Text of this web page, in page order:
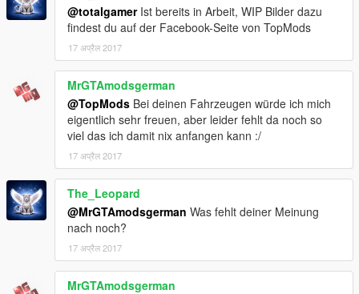
Homepage GTA 5 & GTA 4 Link:TopMods Hompage
Offizieller Discord:Offizieller Discord
@totalgamerIst bereits in Arbeit, WIP Bilder dazu
findest du auf der Facebook-Seite von TopMods
17 अप्रैल 2017
MrGTAmodsgerman
@TopMods Bei deinen Fahrzeugen würde ich mich
eigentlich sehr freuen, aber leider fehlt da noch so
viel das ich damit nix anfangen kann :/
17 अप्रैल 2017
The_Leopard
@MrGTAmodsgerman Was fehlt deiner Meinung
nach noch?
17 अप्रैल 2017
MrGTAmodsgerman